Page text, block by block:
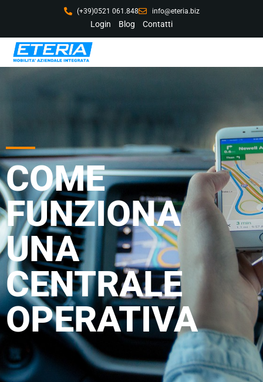
Login Blog Contatti
(+39)0521 061.848 info@eteria.biz
COME
FUNZIONA
UNA
CENTRALE
OPERATIVA